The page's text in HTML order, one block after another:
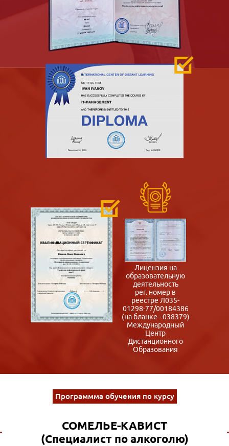
Лицензия на
образовательную
деятельность
рег. номер в
реестре Л035-
01298-77/00184386
(на бланке - 038379)
Международный
Центр
Дистанционного
Образования
Программма обучения по курсу
СОМЕЛЬЕ-КАВИСТ
(Специалист по алкоголю)